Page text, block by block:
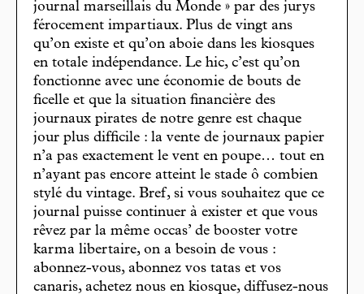
journal marseillais du Monde » par des jurys
férocement impartiaux. Plus de vingt ans
qu’on existe et qu’on aboie dans les kiosques
en totale indépendance. Le hic, c’est qu’on
fonctionne avec une économie de bouts de
ficelle et que la situation financière des
journaux pirates de notre genre est chaque
jour plus difficile : la vente de journaux papier
n’a pas exactement le vent en poupe… tout en
n’ayant pas encore atteint le stade ô combien
stylé du vintage. Bref, si vous souhaitez que ce
journal puisse continuer à exister et que vous
rêvez par la même occas’ de booster votre
karma libertaire, on a besoin de vous :
abonnez-vous, abonnez vos tatas et vos
canaris, achetez nous en kiosque, diffusez-nous